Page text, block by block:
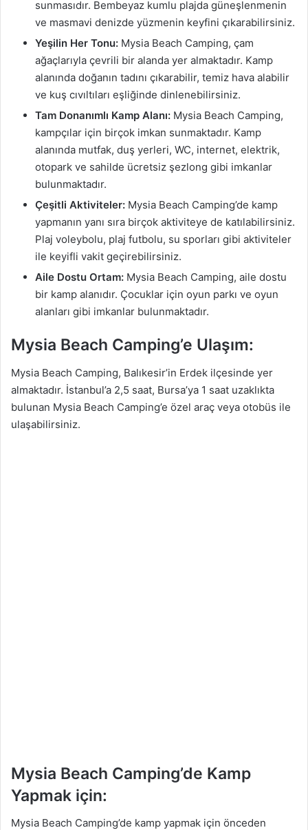
sunmasıdır. Bembeyaz kumlu plajda güneşlenmenin
ve masmavi denizde yüzmenin keyfini çıkarabilirsiniz.
Yeşilin Her Tonu: Mysia Beach Camping, çam
ağaçlarıyla çevrili bir alanda yer almaktadır. Kamp
alanında doğanın tadını çıkarabilir, temiz hava alabilir
ve kuş cıvıltıları eşliğinde dinlenebilirsiniz.
Tam Donanımlı Kamp Alanı: Mysia Beach Camping,
kampçılar için birçok imkan sunmaktadır. Kamp
alanında mutfak, duş yerleri, WC, internet, elektrik,
otopark ve sahilde ücretsiz şezlong gibi imkanlar
bulunmaktadır.
Çeşitli Aktiviteler: Mysia Beach Camping’de kamp
yapmanın yanı sıra birçok aktiviteye de katılabilirsiniz.
Plaj voleybolu, plaj futbolu, su sporları gibi aktiviteler
ile keyifli vakit geçirebilirsiniz.
Aile Dostu Ortam: Mysia Beach Camping, aile dostu
bir kamp alanıdır. Çocuklar için oyun parkı ve oyun
alanları gibi imkanlar bulunmaktadır.
Mysia Beach Camping’e Ulaşım:
Mysia Beach Camping, Balıkesir’in Erdek ilçesinde yer
almaktadır. İstanbul’a 2,5 saat, Bursa’ya 1 saat uzaklıkta
bulunan Mysia Beach Camping’e özel araç veya otobüs ile
ulaşabilirsiniz.
Mysia Beach Camping’de Kamp
Yapmak için:
Mysia Beach Camping’de kamp yapmak için önceden